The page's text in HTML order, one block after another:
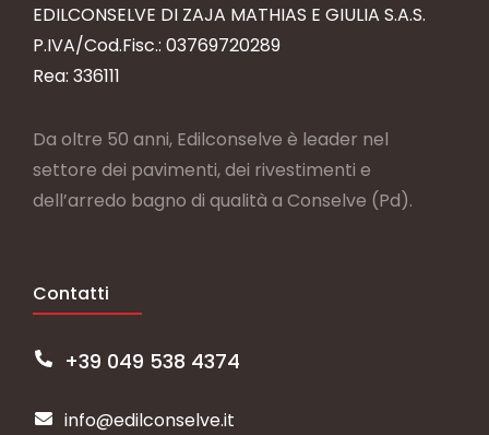
EDILCONSELVE DI ZAJA MATHIAS E GIULIA S.A.S.
P.IVA/Cod.Fisc.: 03769720289
Rea: 336111
Da oltre 50 anni, Edilconselve è leader nel
settore dei pavimenti, dei rivestimenti e
dell’arredo bagno di qualità a Conselve (Pd).
Contatti
+39 049 538 4374
info@edilconselve.it